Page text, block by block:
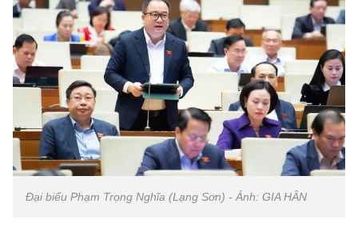
Đại biểu Phạm Trọng Nghĩa (Lạng Sơn) - Ảnh: GIA HÂN